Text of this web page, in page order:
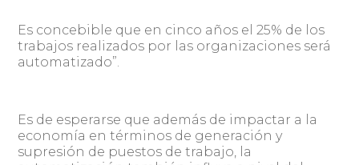
Es concebible que en cinco años el 25% de los
trabajos realizados por las organizaciones será
automatizado”.
Es de esperarse que además de impactar a la
economía en términos de generación y
supresión de puestos de trabajo, la